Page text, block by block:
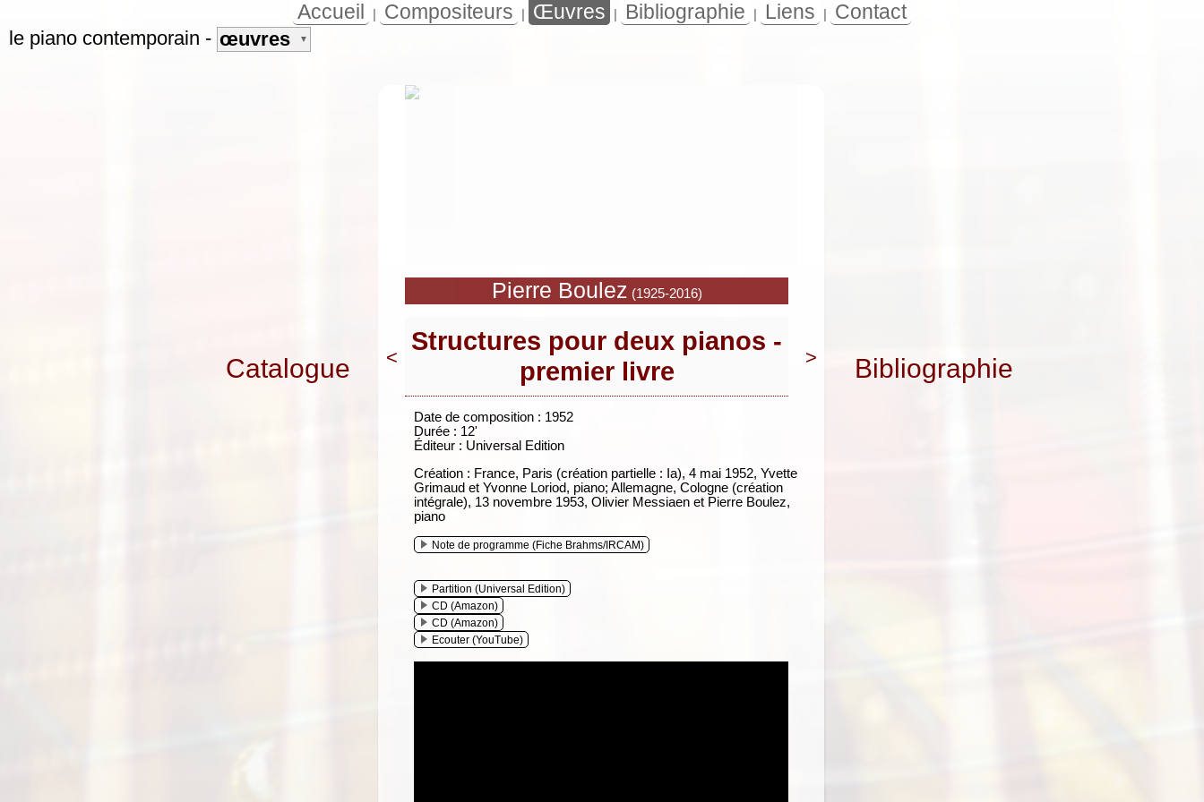
Accueil Compositeurs Œuvres Bibliographie Liens Contact
Catalogue Bibliographie
<
Pierre Boulez (1925-2016)
Structures pour deux pianos -
premier livre
Date de composition : 1952
Durée : 12'
Éditeur : Universal Edition
Création : France, Paris (création partielle : Ia), 4 mai 1952, Yvette
Grimaud et Yvonne Loriod, piano; Allemagne, Cologne (création
intégrale), 13 novembre 1953, Olivier Messiaen et Pierre Boulez,
piano
Note de programme (Fiche Brahms/IRCAM)
Partition (Universal Edition)
CD (Amazon)
CD (Amazon)
Ecouter (YouTube)
>
le piano contemporain - œuvres ▼